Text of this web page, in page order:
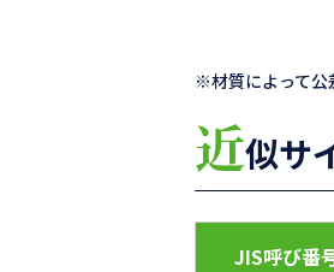
※材質によって公
近似サ
JIS呼び番